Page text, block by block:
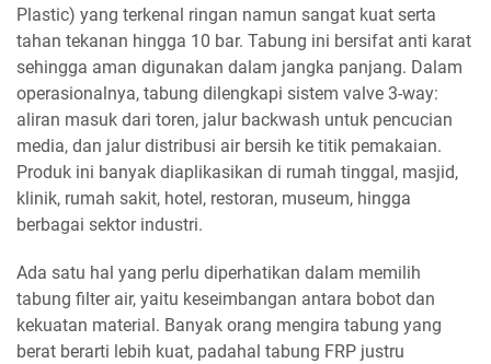
Plastic) yang terkenal ringan namun sangat kuat serta
tahan tekanan hingga 10 bar. Tabung ini bersifat anti karat
sehingga aman digunakan dalam jangka panjang. Dalam
operasionalnya, tabung dilengkapi sistem valve 3-way:
aliran masuk dari toren, jalur backwash untuk pencucian
media, dan jalur distribusi air bersih ke titik pemakaian.
Produk ini banyak diaplikasikan di rumah tinggal, masjid,
klinik, rumah sakit, hotel, restoran, museum, hingga
berbagai sektor industri.
Ada satu hal yang perlu diperhatikan dalam memilih
tabung filter air, yaitu keseimbangan antara bobot dan
kekuatan material. Banyak orang mengira tabung yang
berat berarti lebih kuat, padahal tabung FRP justru